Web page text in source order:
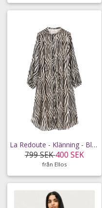
La Redoute - Klänning - Blå - 34
799 SEK400 SEK
från Ellos